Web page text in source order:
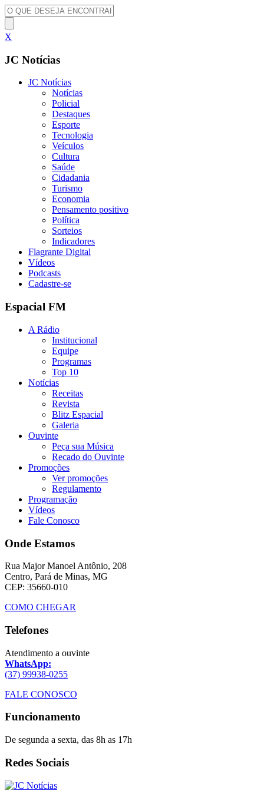
X
JC Notícias
JC Notícias
Notícias
Policial
Destaques
Esporte
Tecnologia
Veículos
Cultura
Saúde
Cidadania
Turismo
Economia
Pensamento positivo
Política
Sorteios
Indicadores
Flagrante Digital
Vídeos
Podcasts
Cadastre-se
Espacial FM
A Rádio
Institucional
Equipe
Programas
Top 10
Notícias
Receitas
Revista
Blitz Espacial
Galeria
Ouvinte
Peça sua Música
Recado do Ouvinte
Promoções
Ver promoções
Regulamento
Programação
Vídeos
Fale Conosco
Onde Estamos
Rua Major Manoel Antônio, 208
Centro, Pará de Minas, MG
CEP: 35660-010
COMO CHEGAR
Telefones
Atendimento a ouvinte
WhatsApp:
(37) 99938-0255
FALE CONOSCO
Funcionamento
De segunda a sexta, das 8h as 17h
Redes Sociais